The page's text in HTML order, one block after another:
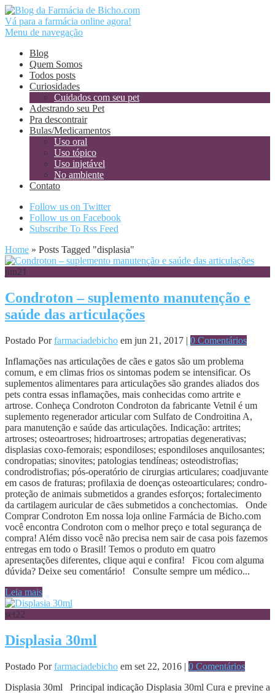
Vá para a farmácia online agora!
Menu de navegação
Blog
Quem Somos
Todos posts
Curiosidades
Cuidados com seu pet
Adestrando seu Pet
Pra descontrair
Bulas/Medicamentos
Uso oral
Uso tópico
Uso injetável
No ambiente
Contato
Follow us on Twitter
Follow us on Facebook
Subscribe To Rss Feed
Home » Posts Tagged "displasia"
jun21
Condroton – suplemento manutenção e
saúde das articulações
Postado Porfarmaciadebicho em jun 21, 2017 | 0 Comentários
Inflamações nas articulações de cães e gatos são um problema
comum, e em climas frios os sintomas podem se intensificar. Os
suplementos alimentares para articulações são grandes aliados dos
pets contra essas inflamações, mais conhecidas como artrite e
artrose. Conheça Condroton Condroton da fabricante Vetnil é um
suplemento regenerador articular com Sulfato de Condroitina A,
para manutenção e saúde das articulações. Indicação: artrites;
artroses; osteoartroses; hidroartroses; artropatias degenerativas;
displasias coxo-femorais; espondiloses; espondiloses anquilosantes;
condropatias; sinovites; patologias tendíneas; osteodistrofias;
condrodistrofias; pós-operatório de cirurgias articulares; coadjuvante
em casos de fraturas; profilaxia de doenças osteoarticulares; condro-
proteção de animais submetidos a grandes esforços; fortalecimento
da cartilagem auricular de cães submetidos a conchectomias. Onde
Comprar Condroton Em nossa loja online Farmácia de Bicho.com
você encontra Condroton com o melhor preço e total segurança de
compra! Além disso você não precisa nem sair de casa pois fazemos
entregas em todo o Brasil! Temos o produto em quatro
apresentações diferentes, clique aqui e confira! Ficou com alguma
dúvida? Deixe seu comentário! Consulte sempre um médico...
Leia mais
set22
Displasia 30ml
Postado Porfarmaciadebicho em set 22, 2016 | 0 Comentários
Displasia 30ml Principal indicação Displasia 30ml Cura e previne a